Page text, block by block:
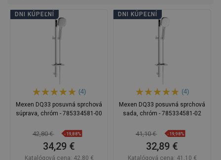
DNI KÚPEĽNÍ
(4)
Mexen DQ33 posuvná sprchová
súprava, chróm - 785334581-00
42,80 € -19,88%
34,29 €
Katalógová cena: 42,80 €
DNI KÚPEĽNÍ
(4)
Mexen DQ33 posuvná sprchová
sada, chróm - 785334581-02
41,10 € -19,98%
32,89 €
Katalógová cena: 41,10 €